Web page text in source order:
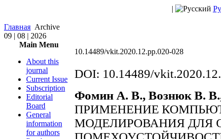
|
Главная Archive
09 | 08 | 2026
Main Menu
About this
journal
Current Issue
Subscription
Editorial
Board
General
information
for authors
10.14489/vkit.2020.12.pp.020-028
DOI: 10.14489/
Фомин А. В., Вознюк В.
ПРИМЕНЕНИЕ
МОДЕЛИРОВАНИЯ ДЛЯ